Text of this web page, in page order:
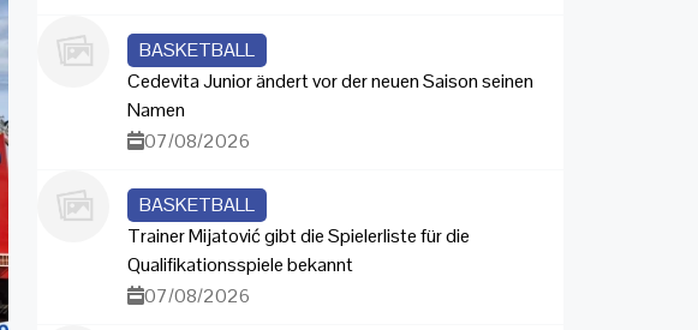
BASKETBALL
Cedevita Junior ändert vor der neuen Saison seinen
Namen
07/08/2026
BASKETBALL
Trainer Mijatović gibt die Spielerliste für die
Qualifikationsspiele bekannt
07/08/2026